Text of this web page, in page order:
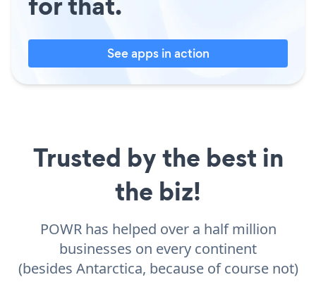
See apps in action
Trusted by the best in
the biz!
POWR has helped over a half million
businesses on every continent
(besides Antarctica, because of course not)